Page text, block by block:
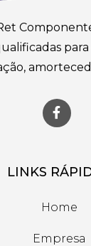
LINKS
Home
Empresa